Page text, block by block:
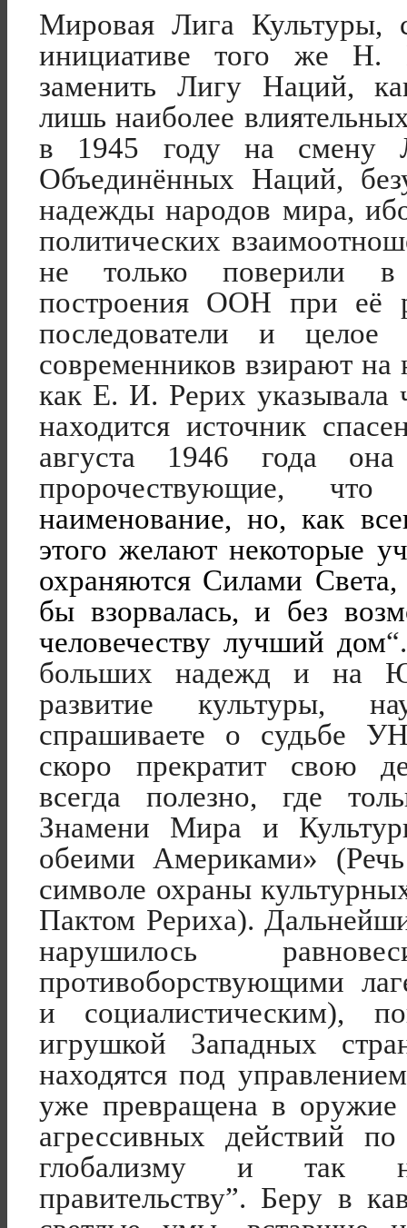
Мировая Лига Культуры,
инициативе того же Н.
заменить Лигу Наций,
лишь наиболее
в 1945 году на смену
Объединённых Наций,
надежды народов мира,
политических
не только поверили в
построения ООН при её
последователи и
современников взирают
как Е. И. Рерих указывала
находится источник
августа 1946 года
пророчествующие,
наименование, но, как
этого желают некоторые
охраняются Силами
бы взорвалась, и без
человечеству лучший дом
больших надежд и на
развитие культуры,
спрашиваете о
скоро прекратит свою
всегда полезно, где
Знамени Мира и
обеими Америками»
символе охраны
Пактом Рериха).
нарушилось
противоборствующими
и социалистическим),
игрушкой Западных
находятся под
уже превращена в
агрессивных действий
глобализму и так
правительству”. Беру в